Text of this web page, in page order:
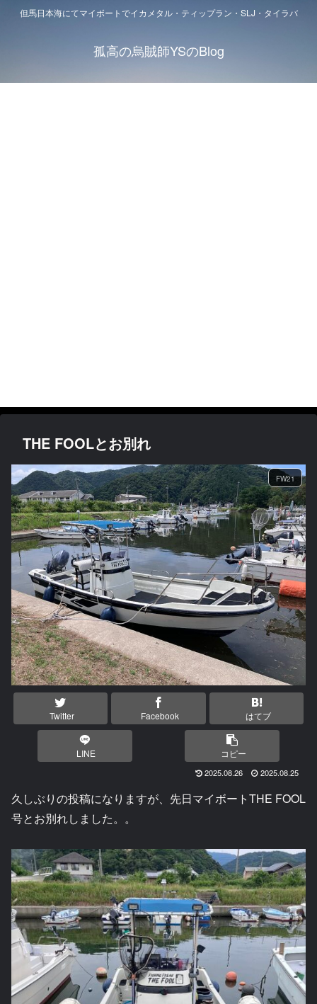
但馬日本海にてマイボートでイカメタル・ティップラン・SLJ・タイラバ
孤高の烏賊師YSのBlog
THE FOOLとお別れ
FW21
Twitter Facebook はてブ
LINE コピー
2025.08.26 2025.08.25
久しぶりの投稿になりますが、先日マイボートTHE FOOL
号とお別れしました。。